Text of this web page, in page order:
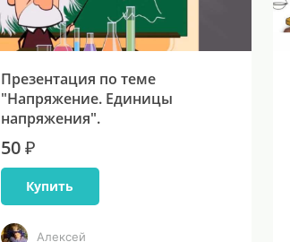
Презентация по теме
"Напряжение. Единицы
напряжения".
50 ₽
Купить
Алексей